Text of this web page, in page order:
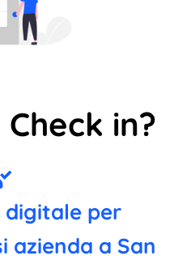
in?
digitale per
azienda a San